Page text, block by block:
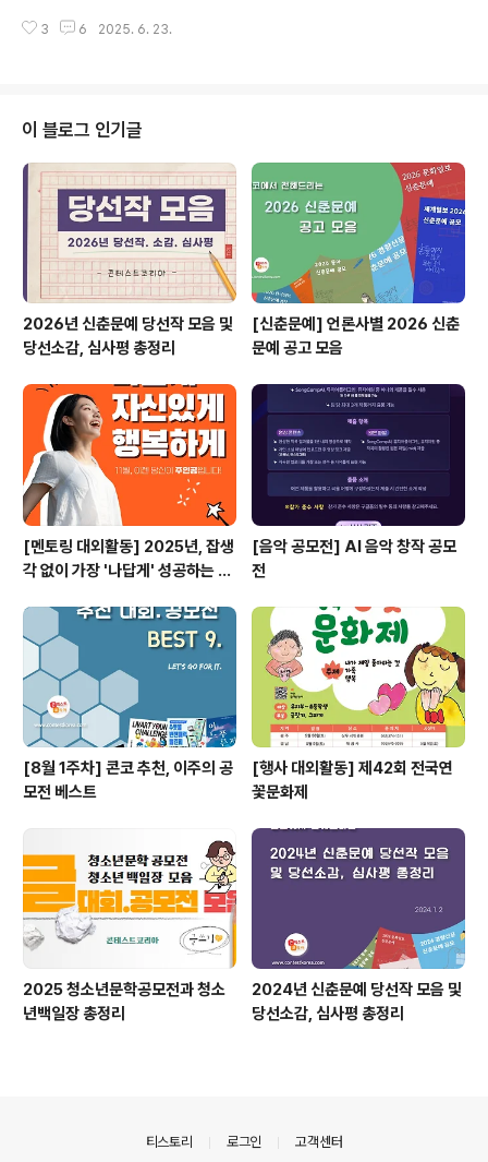
상내역- 대상(1..
일상생활 불편을 해소하기 위하여 사용자 중심의 문제를
고, 포용적 기술 개발 및 보조기기 문화 확산에 기여하고자
합니다.누군가의 삶에 더 가까이 다가가는 아이디어~!당신
의 보조기기 아이디어가 누군가의 가능성이 됩니다.지금,
당신의 상상력을 기다립니다. ◎ 공모전명2025 보조기기
아이디어 공모전 ◎ 주최/주관경기도재활공학서비스연구
지원센터 ◎ 후원보건복지부, 경기도, 사단법인 행복한동..
3 6 2025. 6. 23.
이 블로그 인기글
2026년 신춘문예 당선작 모음 및
당선소감, 심사평 총정리
[신춘문예] 언론사별 2026 신춘
문예 공고 모음
[멘토링 대외활동] 2025년, 잡생
각 없이 가장 '나답게' 성공하는 법
[음악 공모전] AI 음악 창작 공모
전
[8월 1주차] 콘코 추천, 이주의 공
모전 베스트
[행사 대외활동] 제42회 전국연
꽃문화제
2025 청소년문학공모전과 청소
년백일장 총정리
2024년 신춘문예 당선작 모음 및
당선소감, 심사평 총정리
티스토리 로그인 고객센터